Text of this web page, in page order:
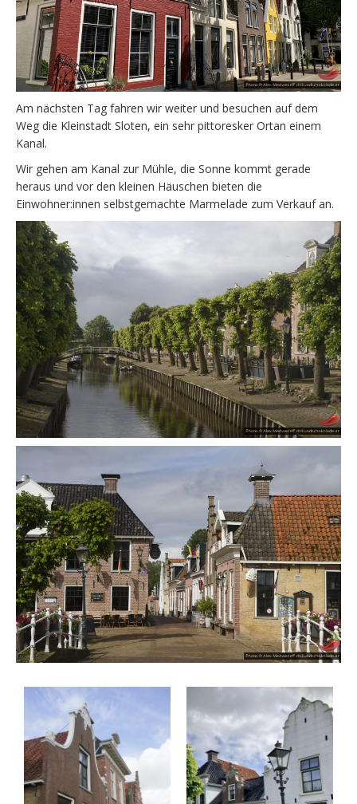
Am nächsten Tag fahren wir weiter und besuchen auf dem
Weg die Kleinstadt Sloten, ein sehr pittoresker Ortan einem
Kanal.
Wir gehen am Kanal zur Mühle, die Sonne kommt gerade
heraus und vor den kleinen Häuschen bieten die
Einwohner:innen selbstgemachte Marmelade zum Verkauf an.